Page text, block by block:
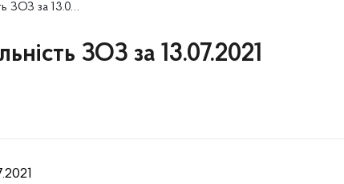
за 13.07.2021
ЗОЗ за 13.07.2021